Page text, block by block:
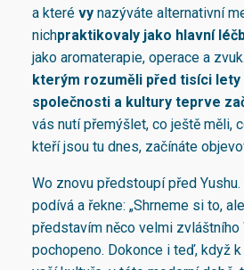
a které vy nazýváte alternativní
nichpraktikovaly jako hlavní
jako aromaterapie, operace a zvuk.
kterým rozuměli před tisíci
společnosti a kultury teprve
vás nutí přemýšlet, co ještě měli,
kteří jsou tu dnes, začínáte
Wo znovu předstoupí před Yushu.
podívá a řekne: „Shrneme si to,
představím něco velmi zvláštního
pochopeno. Dokonce i teď, když